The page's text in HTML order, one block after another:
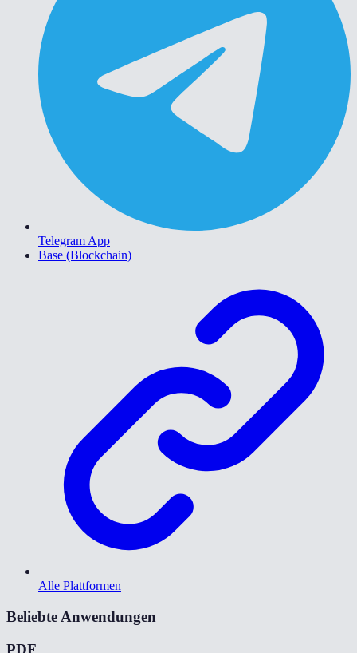
Telegram App
Base (Blockchain)
Alle Plattformen
Beliebte Anwendungen
PDF